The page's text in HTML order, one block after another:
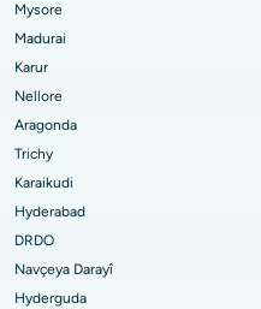
Road, Bangalore
15, Bhubaneswar
Road, Bilaspur
Ahmedabad
Guwahati
Mysore
Madurai
Karur
Nellore
Aragonda
Trichy
Karaikudi
Hyderabad
DRDO
Navçeya Darayî
Hyderguda